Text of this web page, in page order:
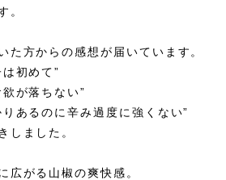
。
た方からの感想が届いています。
初めて”
が落ちない”
あるのに辛み過度に強くない”
しました。
広がる山椒の爽快感。